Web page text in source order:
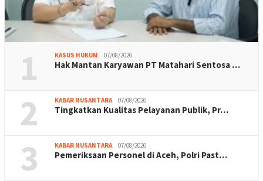
1 KASUS HUKUM 07/08/2026
Hak Mantan Karyawan PT Matahari Sentosa …
2 KABAR NUSANTARA 07/08/2026
Tingkatkan Kualitas Pelayanan Publik, Pr…
3 KABAR NUSANTARA 07/08/2026
Pemeriksaan Personel di Aceh, Polri Past…